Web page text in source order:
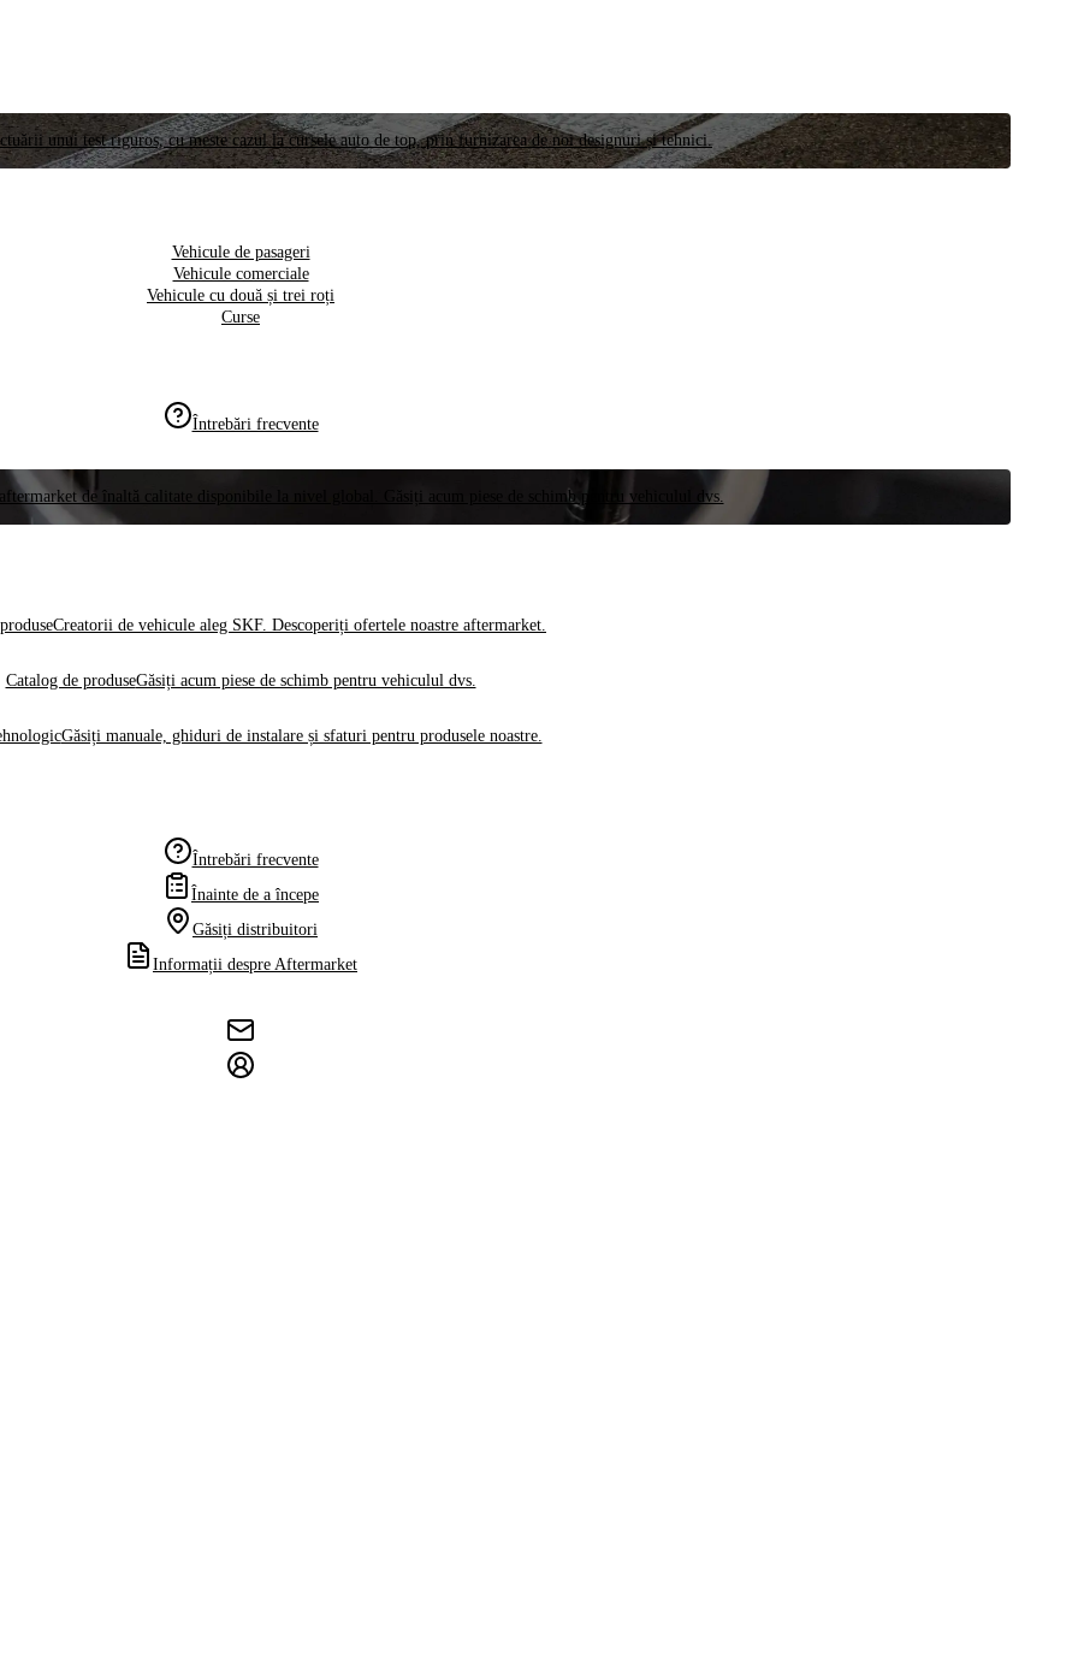
unui test riguros, cu meste cazul la cursele auto de top, prin furnizarea de noi designuri și tehnici.
Vehicule de pasageri
Vehicule comerciale
Vehicule cu două și trei roți
Curse
Întrebări frecvente
de înaltă calitate disponibile la nivel global. Găsiți acum piese de schimb pentru vehiculul dvs.
Creatorii de vehicule aleg SKF. Descoperiți ofertele noastre aftermarket.
Catalog de produseGăsiți acum piese de schimb pentru vehiculul dvs.
Găsiți manuale, ghiduri de instalare și sfaturi pentru produsele noastre.
Întrebări frecvente
Înainte de a începe
Găsiți distribuitori
Informații despre Aftermarket